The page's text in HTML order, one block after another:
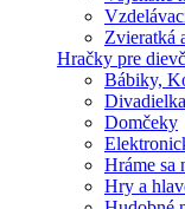
Zvieratká
Hračky pre
Bábiky,
Divadielka
Domčeky
Hráme sa
Hry a